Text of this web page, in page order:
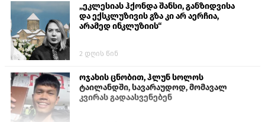
„ეკლესიას ჰქონდა შანსი, განზიდვისა
და ექსკლუზივის გზა კი არ აერჩია,
არამედ ინკლუზიის“
2 დღის წინ
ოჯახის ცნობით, ჰლუნ სოლოს
ტაილანდში, სავარაუდოდ, მომავალ
კვირას გადაასვენებენ